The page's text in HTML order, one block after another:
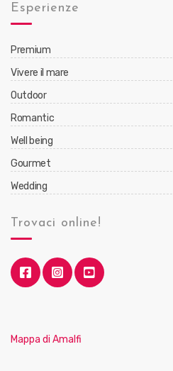
Esperienze
Premium
Vivere il mare
Outdoor
Romantic
Well being
Gourmet
Wedding
Trovaci online!
Mappa di Amalfi